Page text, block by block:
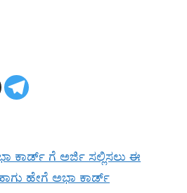
ಕಾರ್ಡ್ ಗೆ ಅರ್ಜಿ ಸಲ್ಲಿಸಲು ಈ
ಹೇಗೆ ಅಭಾ ಕಾರ್ಡ್